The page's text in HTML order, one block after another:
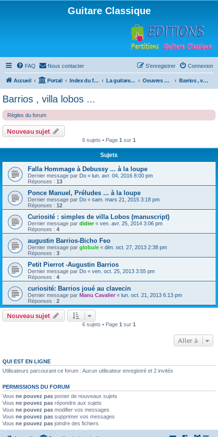
Guitare Classique
FAQ Nous contacter Connexion
S’enregistrer
Accueil Portail Index du forum La guitare : instrument, cours et théorie Oeuvres à la loupe Barrios , villa lobos ...
Barrios , villa lobos ...
Règles du forum
Nouveau sujet
6 sujets • Page 1 sur 1
Sujets
Falla Hommage à Debussy ... à la loupe
Dernier message par Do « lun. avr. 04, 2016 8:00 pm
Réponses : 13
Ponce Manuel, Préludes ... à la loupe
Dernier message par Do « sam. mars 21, 2015 3:18 pm
Réponses : 12
Curiosité : simples de villa Lobos (manuscript)
Dernier message par didier« ven. avr. 25, 2014 3:06 pm
Réponses : 4
augustin Barrios-Bicho Feo
Dernier message par globule « dim. oct. 27, 2013 2:38 pm
Réponses : 3
Petit Pierrot -Augustin Barrios
Dernier message par Do « ven. oct. 25, 2013 3:55 pm
Réponses : 4
curiosité: Barrios joué au clavecin
Dernier message par Manu Cavalier « lun. oct. 21, 2013 6:13 pm
Réponses : 2
Nouveau sujet
6 sujets • Page 1 sur 1
Aller à
QUI EST EN LIGNE
Utilisateurs parcourant ce forum : Aucun utilisateur enregistré et 2 invités
PERMISSIONS DU FORUM
Vous ne pouvez pas poster de nouveaux sujets
Vous ne pouvez pas répondre aux sujets
Vous ne pouvez pas modifier vos messages
Vous ne pouvez pas supprimer vos messages
Vous ne pouvez pas joindre des fichiers